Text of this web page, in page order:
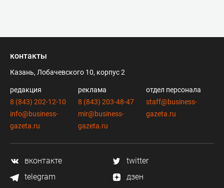
контакты
Казань, Лобачевского 10, корпус 2
редакция
8 (843) 202-12-10
info@business-
gazeta.ru
реклама
8 (843) 203-48-47
mir@business-
gazeta.ru
отдел персонала
staff@business-
gazeta.ru
вконтакте
twitter
telegram
дзен